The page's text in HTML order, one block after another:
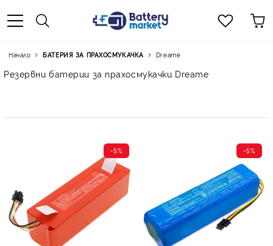
Начало БАТЕРИЯ ЗА ПРАХОСМУКАЧКА Dreame
Резервни батерии за прахосмукачки Dreame
-5% -5%